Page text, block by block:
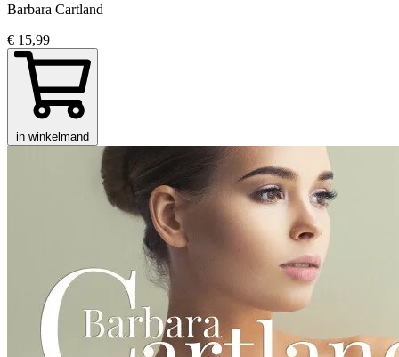
Barbara Cartland
€ 15,99
in winkelmand